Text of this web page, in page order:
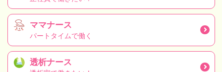
ママナース
パートタイムで働く
透析ナース